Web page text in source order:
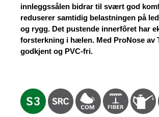
innleggssålen bidrar til svært god
reduserer samtidig belastningen på
og rygg. Det pustende innerfôret har
forsterkning i hælen. Med ProNose av
godkjent og PVC-fri.